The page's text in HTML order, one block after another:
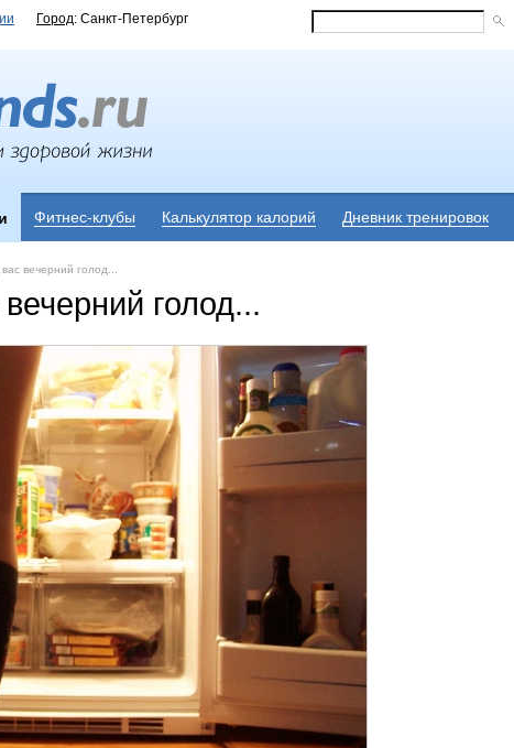
Город: Санкт-Петербург
Фитнес-клубы Калькулятор калорий Дневник тренировок
вечерний голод...
голод...